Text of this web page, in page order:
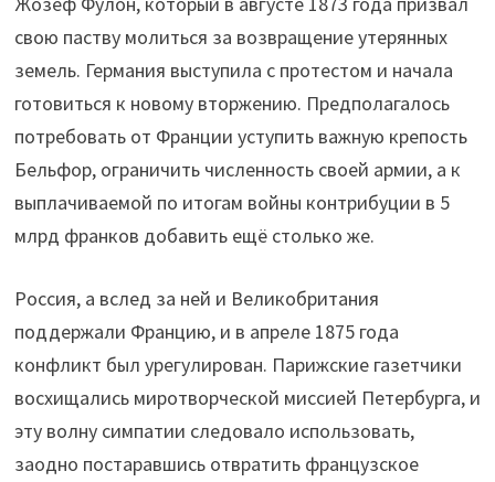
свою паству молиться за возвращение утерянных
земель. Германия выступила с протестом и начала
готовиться к новому вторжению. Предполагалось
потребовать от Франции уступить важную крепость
Бельфор, ограничить численность своей армии, а к
выплачиваемой по итогам войны контрибуции в 5
млрд франков добавить ещё столько же.
Россия, а вслед за ней и Великобритания
поддержали Францию, и в апреле 1875 года
конфликт был урегулирован. Парижские газетчики
восхищались миротворческой миссией Петербурга, и
эту волну симпатии следовало использовать,
заодно постаравшись отвратить французское